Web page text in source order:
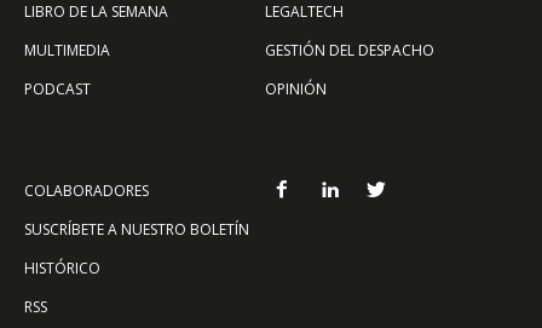
LIBRO DE LA SEMANA
MULTIMEDIA
PODCAST
LEGALTECH
GESTIÓN DEL DESPACHO
OPINIÓN
COLABORADORES
SUSCRÍBETE A NUESTRO BOLETÍN
HISTÓRICO
RSS